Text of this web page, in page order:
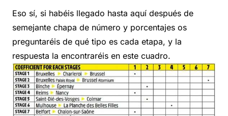
Eso sí, si habéis llegado hasta aquí después de
semejante chapa de número y porcentajes os
preguntaréis de qué tipo es cada etapa, y la
respuesta la encontraréis en este cuadro.